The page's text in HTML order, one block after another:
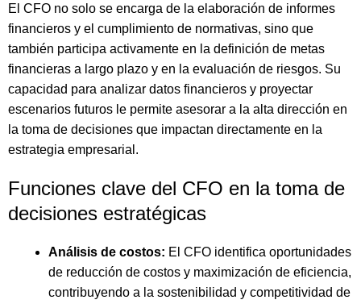
El CFO no solo se encarga de la elaboración de informes
financieros y el cumplimiento de normativas, sino que
también participa activamente en la definición de metas
financieras a largo plazo y en la evaluación de riesgos. Su
capacidad para analizar datos financieros y proyectar
escenarios futuros le permite asesorar a la alta dirección en
la toma de decisiones que impactan directamente en la
estrategia empresarial.
Funciones clave del CFO en la toma de
decisiones estratégicas
Análisis de costos: El CFO identifica oportunidades
de reducción de costos y maximización de eficiencia,
contribuyendo a la sostenibilidad y competitividad de